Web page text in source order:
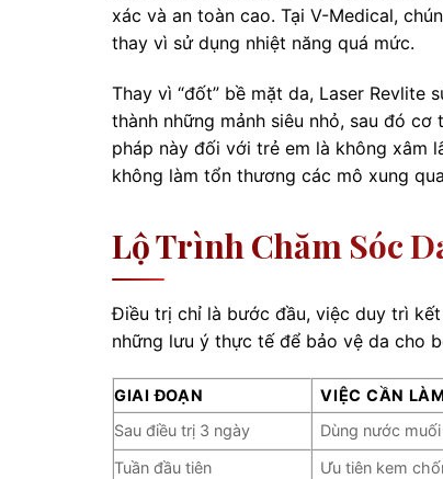
xác và an toàn cao. Tại V-Medical,
thay vì sử dụng nhiệt năng quá mức.
Thay vì “đốt” bề mặt da, Laser Revlite
thành những mảnh siêu nhỏ, sau đó
pháp này đối với trẻ em là không xâm
không làm tổn thương các mô xung
Lộ Trình Chăm Sóc
Điều trị chỉ là bước đầu, việc duy trì
những lưu ý thực tế để bảo vệ da cho
GIAI ĐOẠN
VIỆC CẦN
Sau điều trị 3 ngày
Dùng nước
Tuần đầu tiên
Ưu tiên kem